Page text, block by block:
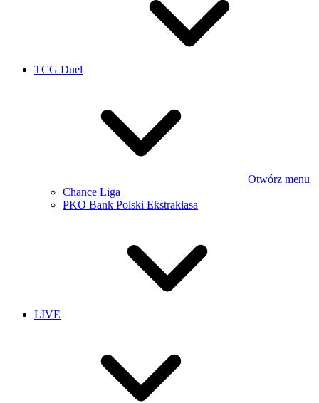
TCG Duel
Otwórz menu
Chance Liga
PKO Bank Polski Ekstraklasa
LIVE